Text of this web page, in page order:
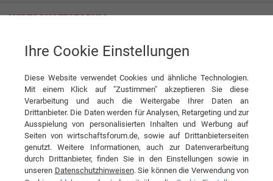
Avatar als Service. Digitale Persönlichkeiten für reale Umgebungen
News VISORIC GmbH
DIESEN ARTIKEL EMPFEHLEN
Avatar als Service. Digitale
Persönlichkeiten für reale
Ihre Cookie Einstellungen
Diese Website verwendet Cookies und ähnliche Technologien.
Mit einem Klick auf "Zustimmen" akzeptieren Sie diese
Verarbeitung und auch die Weitergabe Ihrer Daten an
Drittanbieter. Die Daten werden für Analysen, Retargeting und zur
Ausspielung von personalisierten Inhalten und Werbung auf
Seiten von wirtschaftsforum.de, sowie auf Drittanbieterseiten
genutzt. Weitere Informationen, auch zur Datenverarbeitung
durch Drittanbieter, finden Sie in den Einstellungen sowie in
unseren Datenschutzhinweisen. Sie können die Verwendung von